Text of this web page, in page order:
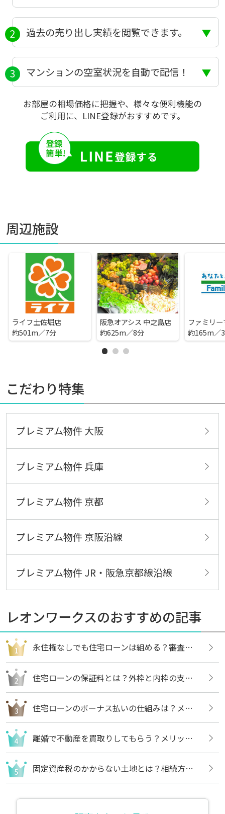
過去の売り出し実績を閲覧できます。
マンションの空室状況を自動で配信！
お部屋の相場価格に把握や、様々な便利機能の
ご利用に、LINE登録がおすすめです。
周辺施設
ライフ土佐堀店
約501m／7分
阪急オアシス 中之島店
約625m／8分
約165m／
こだわり特集
プレミアム物件 大阪
プレミアム物件 兵庫
プレミアム物件 京都
プレミアム物件 京阪沿線
プレミアム物件 JR・阪急京都線沿線
レオンワークスのおすすめの記事
永住権なしでも住宅ローンは組める？審査内容や借りる方法についても解説
住宅ローンの保証料とは？外枠と内枠の支払い方法や違いについても解説
住宅ローンのボーナス払いの仕組みは？メリットや注意点についても解説
離婚で不動産を買取りしてもらう？メリットや売却の流れについても解説
固定資産税のかからない土地とは？相続方法や不要な場合の処分方法も解説